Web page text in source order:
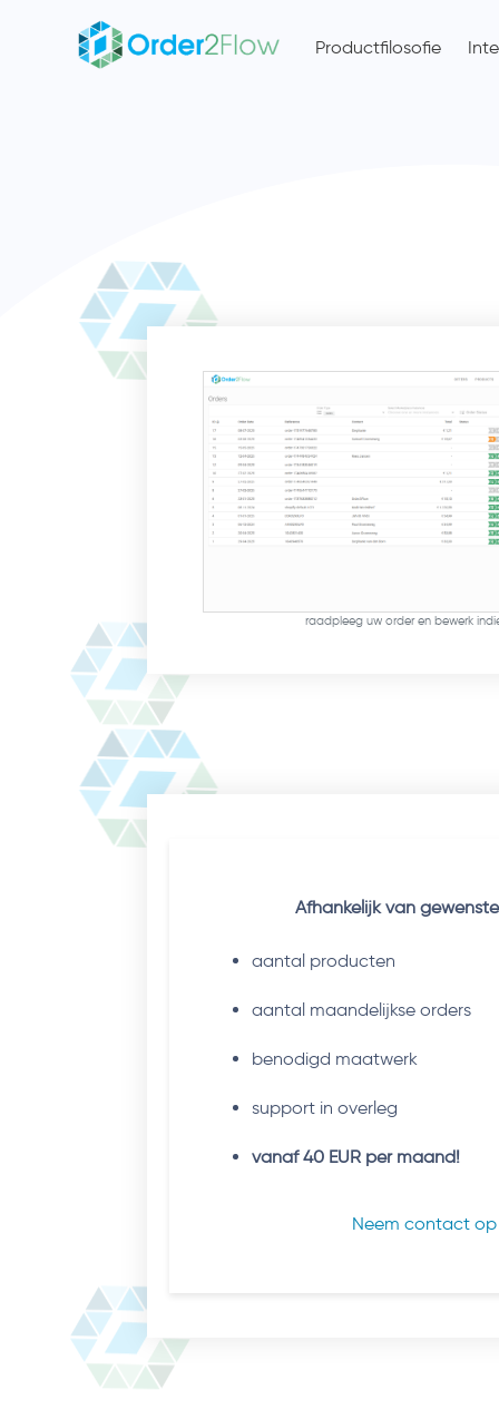
Productfilosofie
raadpleeg uw order en bewerk
Afhankelijk van
aantal producten
aantal maandelijkse orders
benodigd maatwerk
support in overleg
vanaf 40 EUR per maand!
Neem contact op